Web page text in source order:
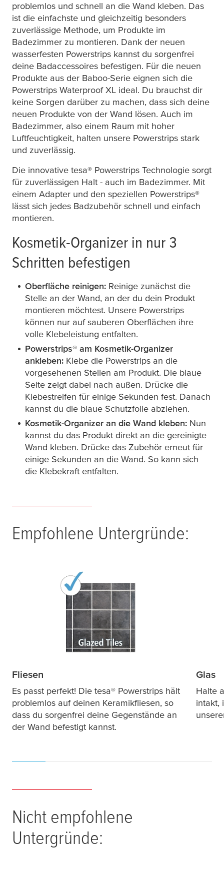
problemlos und schnell an die Wand kleben. Das
ist die einfachste und gleichzeitig besonders
zuverlässige Methode, um Produkte im
Badezimmer zu montieren. Dank der neuen
wasserfesten Powerstrips kannst du sorgenfrei
deine Badaccessoires befestigen. Für die neuen
Produkte aus der Baboo-Serie eignen sich die
Powerstrips Waterproof XL ideal. Du brauchst dir
keine Sorgen darüber zu machen, dass sich deine
neuen Produkte von der Wand lösen. Auch im
Badezimmer, also einem Raum mit hoher
Luftfeuchtigkeit, halten unsere Powerstrips stark
und zuverlässig.
Die innovative tesa® Powerstrips Technologie sorgt
für zuverlässigen Halt - auch im Badezimmer. Mit
einem Adapter und den speziellen Powerstrips®
lässt sich jedes Badzubehör schnell und einfach
montieren.
Kosmetik-Organizer in nur 3
Schritten befestigen
Oberfläche reinigen: Reinige zunächst die
Stelle an der Wand, an der du dein Produkt
montieren möchtest. Unsere Powerstrips
können nur auf sauberen Oberflächen ihre
volle Klebeleistung entfalten.
Powerstrips® am Kosmetik-Organizer
ankleben: Klebe die Powerstrips an die
vorgesehenen Stellen am Produkt. Die blaue
Seite zeigt dabei nach außen. Drücke die
Klebestreifen für einige Sekunden fest. Danach
kannst du die blaue Schutzfolie abziehen.
Kosmetik-Organizer an die Wand kleben: Nun
kannst du das Produkt direkt an die gereinigte
Wand kleben. Drücke das Zubehör erneut für
einige Sekunden an die Wand. So kann sich
die Klebekraft entfalten.
Empfohlene Untergründe:
Fliesen
Es passt perfekt! Die tesa® Powerstrips hält
problemlos auf deinen Keramikfliesen, so
dass du sorgenfrei deine Gegenstände an
der Wand befestigt kannst.
Glas
Halte
intakt,
Nicht empfohlene
Untergründe: